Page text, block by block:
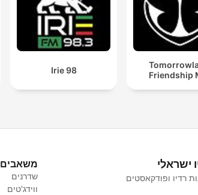
Friendship
Irie 98
ישראלי
רדיו ופודקאסטים
משאבים
שדרנים
ווידג'טים